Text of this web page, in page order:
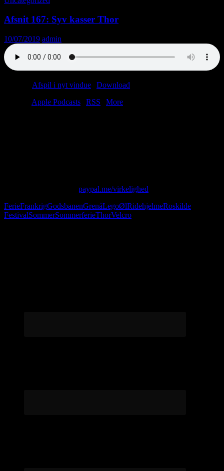
Afsnit 167: Syv kasser Thor
10/07/2019 admin
Afspil i nyt vindue Download
Apple Podcasts RSS
More
paypal.me/virkelighed
FerieFrankrigGodsbanenGrenåLegoØlRidehjelmeRoskilde
FestivalSommerSommerferieThorVelcro